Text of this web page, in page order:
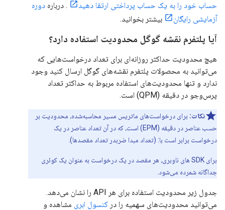
حساب خود را به یک حساب پرداختی ارتقا دهید
. درباره دوره
آزمایشی رایگان
بیشتر بخوانید.
آیا پلتفرم نقشه گوگل محدودیت استفاده دارد؟
هیچ محدودیت حداکثر روزانه‌ای برای تعداد درخواست‌هایی که
می‌توانید به محصولات پلتفرم نقشه‌های گوگل ارسال کنید وجود
ندارد و تنها محدودیت‌های استفاده مربوط به حداکثر تعداد
پرس‌وجو در دقیقه (QPM) است.
نکات: برای درخواست‌های ماتریس مسیر محاسبه‌شده، محدودیت بر
حسب عناصر در دقیقه (EPM) است، که در آن تعداد عناصر در یک
درخواست برابر است با: (تعداد مبدا ضربدر تعداد مقصدها).
برای SDK های ناوبری، هر مقصد در یک درخواست به عنوان یک کوئری
جداگانه شمرده می‌شود.
جدول زیر محدودیت استفاده برای هر API را نشان می‌دهد.
می‌توانید محدودیت‌های سهمیه را در کنسول ابری مشاهده و